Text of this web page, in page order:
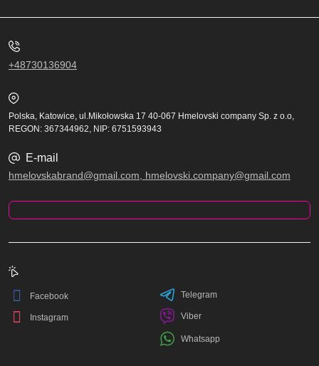
+48730136904
Polska, Katowice, ul.Mikołowska 17 40-067 Hmelovski company Sp. z o.o,
REGON: 367344962, NIP: 6751593943
E-mail
hmelovskabrand@gmail.com, hmelovski.company@gmail.com
Facebook
Instagram
Telegram
Viber
Whatsapp